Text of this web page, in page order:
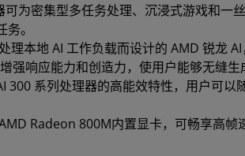
为密集型多任务处理、沉浸式游戏和一
。
理本地 AI 工作负载而设计的 AMD 锐龙
强响应能力和创造力，使用户能够无缝生
300 系列处理器的高能效特性，用户可以
Radeon 800M内置显卡，可畅享高帧